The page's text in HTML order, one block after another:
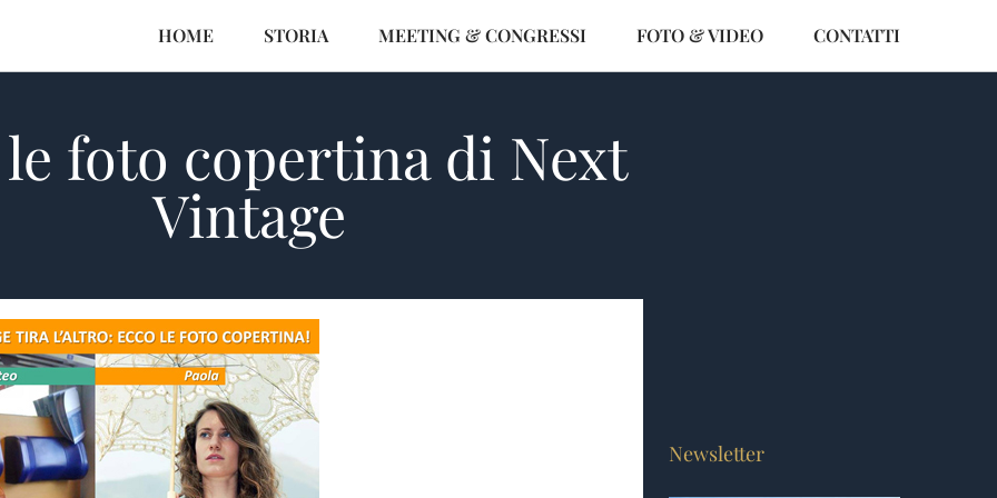
HOME STORIA MEETING & CONGRESSI FOTO & VIDEO CONTATTI
le foto copertina di Next
Vintage
Newsletter